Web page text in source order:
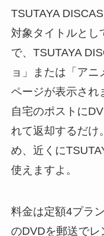
TSUTAYA
対象タイトルとし
で、TSUTAYA
ョ」または「ア
ページが表示され
自宅のポストに
れて返却するだけ
め、近くに
使えますよ。
料金は定額4プラ
のDVDを郵送でレ